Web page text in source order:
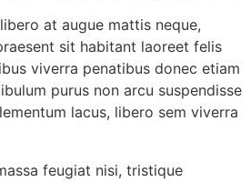
at augue mattis neque,
sit habitant laoreet felis
viverra penatibus donec etiam
purus non arcu suspendisse
lacus, libero sem viverra
feugiat nisi, tristique